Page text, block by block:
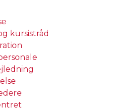
kursistråd